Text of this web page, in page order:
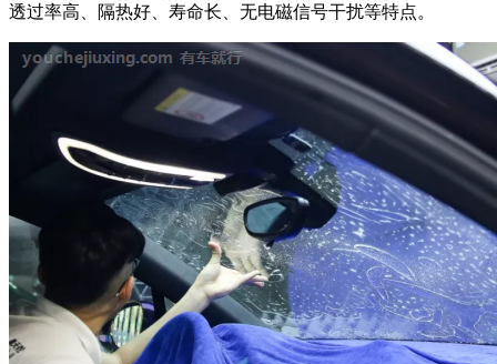
透过率高、隔热好、寿命长、无电磁信号干扰等特点。